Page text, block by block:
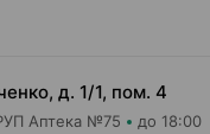
д. 1/1, пом. 4
Аптека №75 до 18:00